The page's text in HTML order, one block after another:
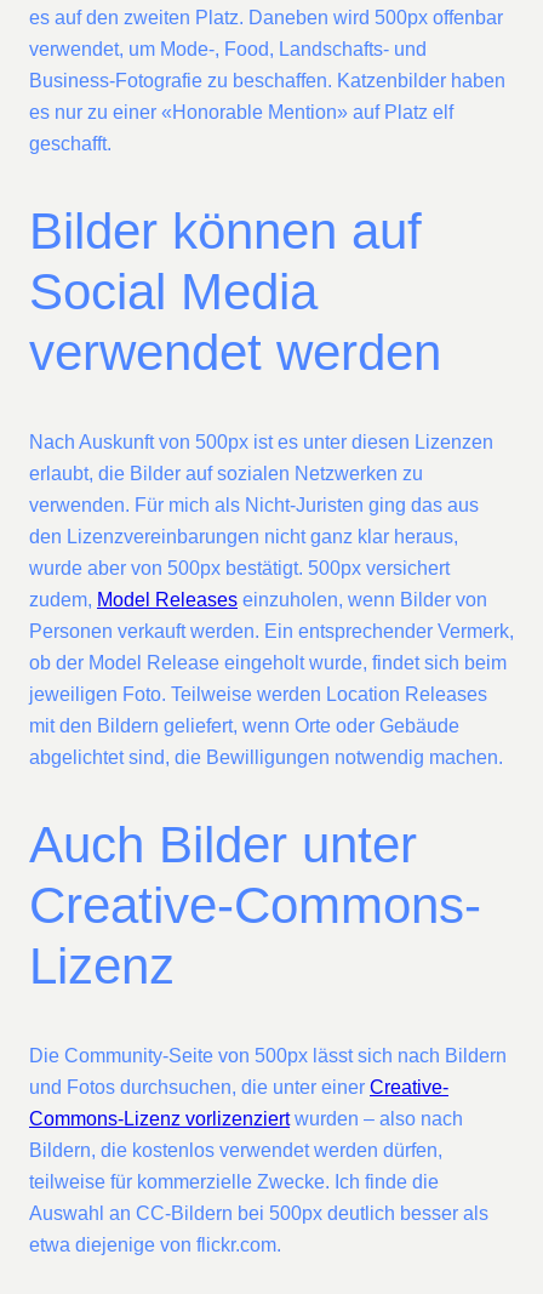
es auf den zweiten Platz. Daneben wird 500px offenbar
verwendet, um Mode-, Food, Landschafts- und
Business-Fotografie zu beschaffen. Katzenbilder haben
es nur zu einer «Honorable Mention» auf Platz elf
geschafft.
Bilder können auf
Social Media
verwendet werden
Nach Auskunft von 500px ist es unter diesen Lizenzen
erlaubt, die Bilder auf sozialen Netzwerken zu
verwenden. Für mich als Nicht-Juristen ging das aus
den Lizenzvereinbarungen nicht ganz klar heraus,
wurde aber von 500px bestätigt. 500px versichert
zudem, Model Releases einzuholen, wenn Bilder von
Personen verkauft werden. Ein entsprechender Vermerk,
ob der Model Release eingeholt wurde, findet sich beim
jeweiligen Foto. Teilweise werden Location Releases
mit den Bildern geliefert, wenn Orte oder Gebäude
abgelichtet sind, die Bewilligungen notwendig machen.
Auch Bilder unter
Creative-Commons-
Lizenz
Die Community-Seite von 500px lässt sich nach Bildern
und Fotos durchsuchen, die unter einer Creative-
Commons-Lizenz vorlizenziertwurden – also nach
Bildern, die kostenlos verwendet werden dürfen,
teilweise für kommerzielle Zwecke. Ich finde die
Auswahl an CC-Bildern bei 500px deutlich besser als
etwa diejenige von flickr.com.